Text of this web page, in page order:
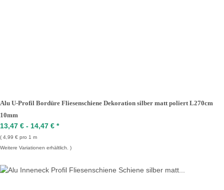
Alu U-Profil Bordüre Fliesenschiene Dekoration silber matt poliert L270cm
10mm
13,47 € - 14,47 € *
4,99 € pro 1 m
Weitere Variationen erhältlich.